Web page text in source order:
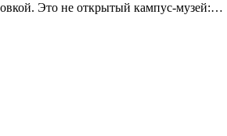
Это не открытый кампус-музей:…